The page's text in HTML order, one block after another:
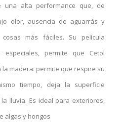
una alta performance que, de
olor, ausencia de aguarrás y
más fáciles. Su película
especiales, permite que Cetol
madera: permite que respire su
tiempo, deja la superficie
lluvia. Es ideal para exteriores,
algas y hongos